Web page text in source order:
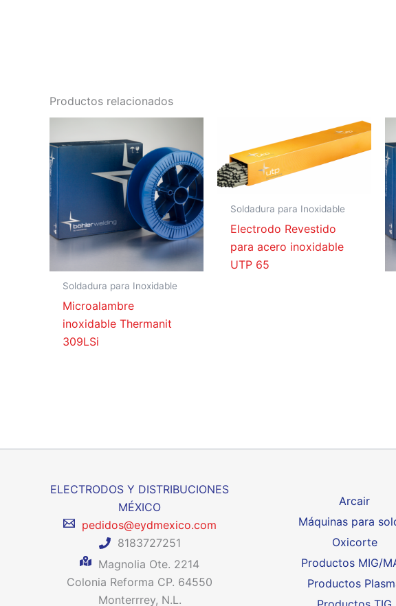
Productos relacionados
Soldadura para Inoxidable
Microalambre
inoxidable Thermanit
309LSi
Soldadura para Inoxidable
Electrodo Revestido
para acero inoxidable
UTP 65
ELECTRODOS Y DISTRIBUCIONES
MÉXICO
pedidos@eydmexico.com
8183727251
Magnolia Ote. 2214
Colonia Reforma CP. 64550
Monterrrey, N.L.
Arcair
Máquinas para
Oxicorte
Productos MIG/
Productos